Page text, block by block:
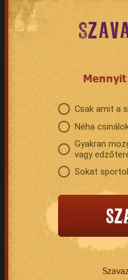
Csak amit a
Néha
Gyakran
vagy
Sokat